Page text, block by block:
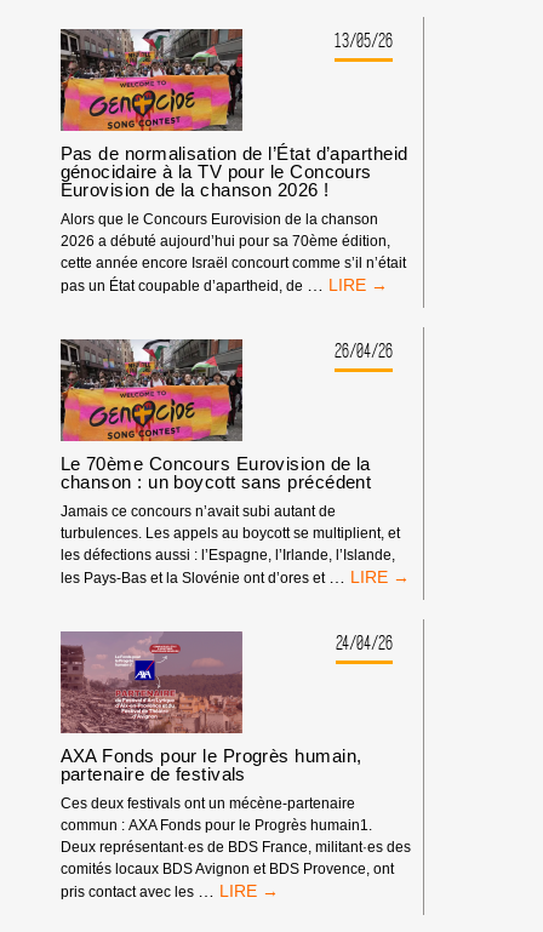
13/05/26
Pas de normalisation de l’État d’apartheid
génocidaire à la TV pour le Concours
Eurovision de la chanson 2026 !
Alors que le Concours Eurovision de la chanson
2026 a débuté aujourd’hui pour sa 70ème édition,
cette année encore Israël concourt comme s’il n’était
pas un État coupable d’apartheid, de
PAS
NORMALISATION
DE
L’ÉTAT
LA
TV
POUR
LE
CONCOURS
EUROVISION
DE
CHANSON
2026
26/04/26
Le 70ème Concours Eurovision de la
chanson : un boycott sans précédent
Jamais ce concours n’avait subi autant de
turbulences. Les appels au boycott se multiplient, et
les défections aussi : l’Espagne, l’Irlande, l’Islande,
les Pays-Bas et la Slovénie ont d’ores et
LE
CONCOURS
EUROVISION
DE
UN
PRÉCÉDENT
24/04/26
AXA Fonds pour le Progrès humain,
partenaire de festivals
Ces deux festivals ont un mécène-partenaire
commun : AXA Fonds pour le Progrès humain1.
Deux représentant·es de BDS France, militant·es des
comités locaux BDS Avignon et BDS Provence, ont
pris contact avec les
AXA